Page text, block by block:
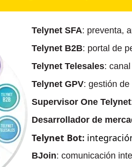
Telynet SFA: preventa,
Telynet B2B: portal de
Telynet Telesales:
Telynet GPV: gestión de
Supervisor One Telynet
Desarrollador de
Telynet Bot:
BJoin: comunicación